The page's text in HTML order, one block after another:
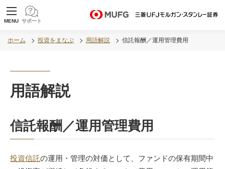
MUFG 世界が進むチカラになる。 三菱ＵＦＪモル
MENU サポート
ホーム 投資をまなぶ 用語解説 信託報酬／運用管理費用
用語解説
信託報酬／運用管理費用
投資信託の運用・管理の対価として、ファンドの保有期間中